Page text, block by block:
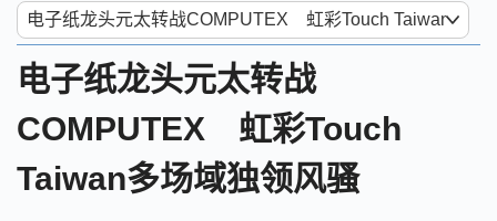
电子纸龙头元太转战
COMPUTEX 虹彩Touch
Taiwan多场域独领风骚